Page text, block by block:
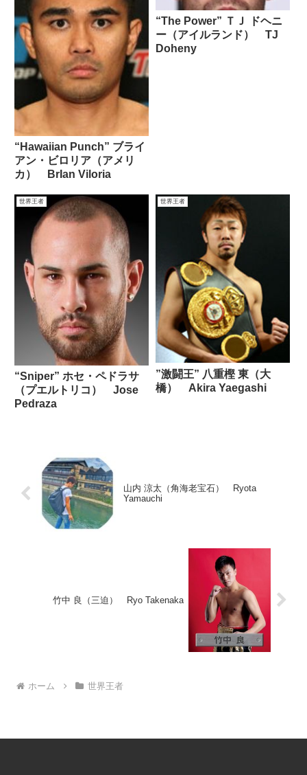
“Hawaiian Punch” ブライ
アン・ビロリア（アメリ
カ） BrIan Viloria
“The Power” ＴＪ ドヘニ
ー（アイルランド） TJ
Doheny
世界王者
“Sniper” ホセ・ペドラサ
（プエルトリコ） Jose
Pedraza
世界王者
”激闘王” 八重樫 東（大
橋） Akira Yaegashi
山内 涼太（角海老宝石） Ryota
Yamauchi
竹中 良（三迫） Ryo Takenaka
ホーム 世界王者